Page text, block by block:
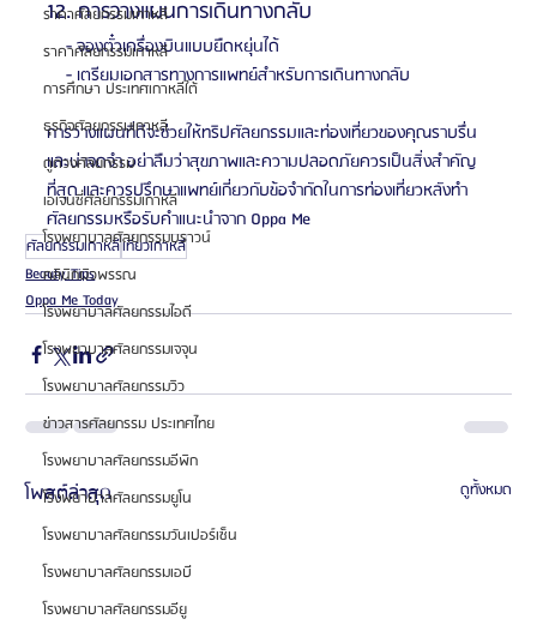
ราคาศัลยกรรมเกาหลี
ราคาศัลยกรรมเกาหลี
การศึกษา ประเทศเกาหลีใต้
ธุรกิจศัลยกรรมเกาหลี
ดูดวงศัลยกรรม
เอเจนซี่ศัลยกรรมเกาหลี
โรงพยาบาลศัลยกรรมบราวน์
คลินิกผิวพรรณ
โรงพยาบาลศัลยกรรมไอดี
โรงพยาบาลศัลยกรรมเจจุน
โรงพยาบาลศัลยกรรมวิว
ข่าวสารศัลยกรรม ประเทศไทย
โรงพยาบาลศัลยกรรมอีพิก
โรงพยาบาลศัลยกรรมยูโน
โรงพยาบาลศัลยกรรมวันเปอร์เซ็น
โรงพยาบาลศัลยกรรมเอบี
โรงพยาบาลศัลยกรรมอียู
12. การวางแผนการเดินทางกลับ
    - จองตั๋วเครื่องบินแบบยืดหยุ่นได้
    - เตรียมเอกสารทางการแพทย์สำหรับการเดินทางกลับ
การวางแผนที่ดีจะช่วยให้ทริปศัลยกรรมและท่องเที่ยวของคุณราบรื่น
และน่าจดจำ อย่าลืมว่าสุขภาพและความปลอดภัยควรเป็นสิ่งสำคัญ
ที่สุด และควรปรึกษาแพทย์เกี่ยวกับข้อจำกัดในการท่องเที่ยวหลังทำ
ศัลยกรรมหรือรับคำแนะนำจาก Oppa Me
ศัลยกรรมเกาหลีเที่ยวเกาหลี
Beauty Tips
Oppa Me Today
โพสต์ล่าสุด ดูทั้งหมด